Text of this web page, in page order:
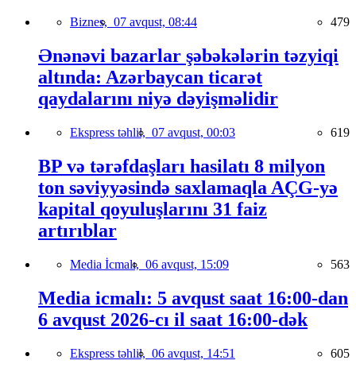
Biznes, 07 avqust, 08:44 479
Ənənəvi bazarlar şəbəkələrin təzyiqi
altında: Azərbaycan ticarət
qaydalarını niyə dəyişməlidir
Ekspress təhlil, 07 avqust, 00:03 619
BP və tərəfdaşları hasilatı 8 milyon
ton səviyyəsində saxlamaqla AÇG-yə
kapital qoyuluşlarını 31 faiz
artırıblar
Media İcmalı, 06 avqust, 15:09 563
Media icmalı: 5 avqust saat 16:00-dan
6 avqust 2026-cı il saat 16:00-dək
Ekspress təhlil, 06 avqust, 14:51 605